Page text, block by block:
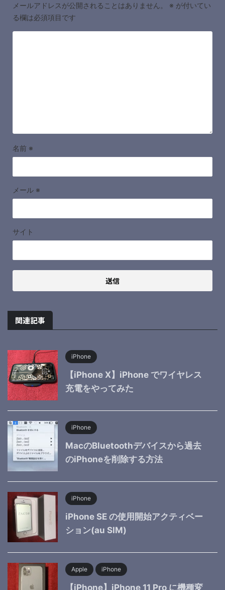
メールアドレスが公開されることはありません。 ※ が付いてい
る欄は必須項目です
名前 ※
メール ※
サイト
関連記事
iPhone
【iPhone X】iPhone でワイヤレス
充電をやってみた
iPhone
MacのBluetoothデバイスから過去
のiPhoneを削除する方法
iPhone
iPhone SE の使用開始アクティベー
ション(au SIM)
Apple iPhone
【iPhone】iPhone 11 Pro に機種変